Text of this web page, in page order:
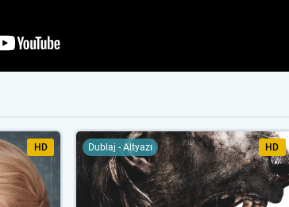
HD Dublaj - Altyazı HD